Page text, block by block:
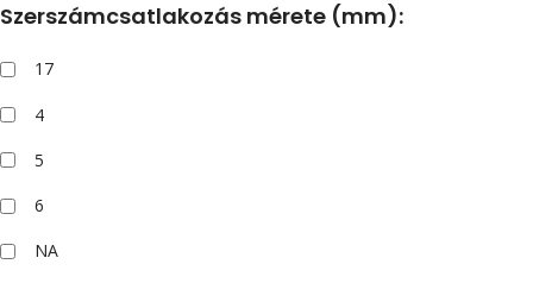
Szerszámcsatlakozás mérete (mm):
17
4
5
6
NA